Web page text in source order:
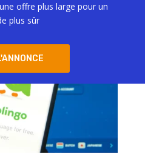
offre plus large pour un
plus sûr